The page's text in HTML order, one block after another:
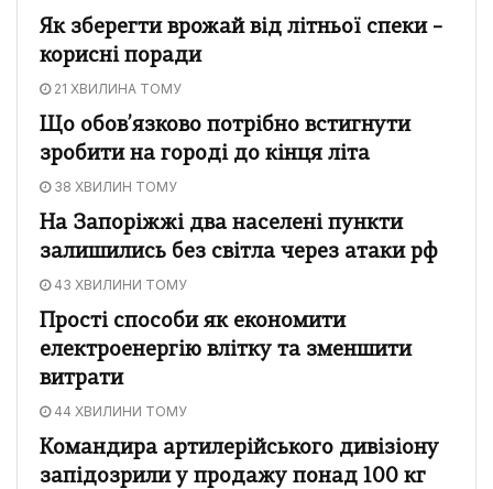
Як зберегти врожай від літньої спеки –
корисні поради
21 ХВИЛИНА ТОМУ
Що обов’язково потрібно встигнути
зробити на городі до кінця літа
38 ХВИЛИН ТОМУ
На Запоріжжі два населені пункти
залишились без світла через атаки рф
43 ХВИЛИНИ ТОМУ
Прості способи як економити
електроенергію влітку та зменшити
витрати
44 ХВИЛИНИ ТОМУ
Командира артилерійського дивізіону
запідозрили у продажу понад 100 кг